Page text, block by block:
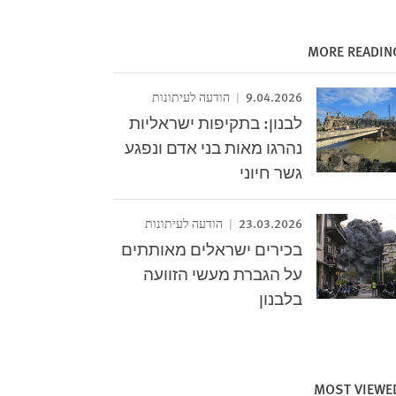
MORE
9.04.2026 הודעה לעיתונות
לבנון: בתקיפות ישראליות
נהרגו מאות בני אדם ונפגע
גשר חיוני
23.03.2026 הודעה לעיתונות
בכירים ישראלים מאותתים
על הגברת מעשי הזוועה
בלבנון
MOST